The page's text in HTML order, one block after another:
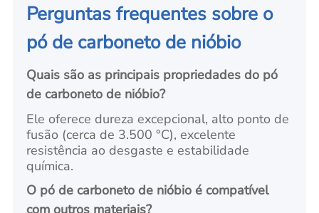
Perguntas frequentes sobre o
pó de carboneto de nióbio
Quais são as principais propriedades do pó
de carboneto de nióbio?
Ele oferece dureza excepcional, alto ponto de
fusão (cerca de 3.500 °C), excelente
resistência ao desgaste e estabilidade
química.
O pó de carboneto de nióbio é compatível
com outros materiais?